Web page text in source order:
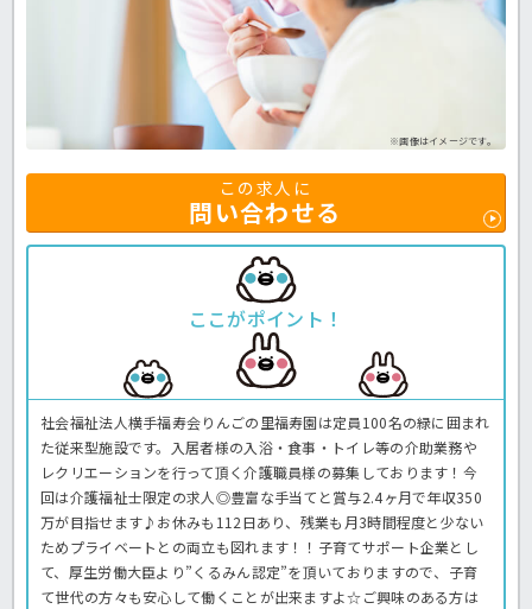
※画像はイメージです。
この求人に
問い合わせる
ここがポイント！
社会福祉法人横手福寿会りんごの里福寿園は定員100名の緑に囲まれ
た従来型施設です。入居者様の入浴・食事・トイレ等の介助業務や
レクリエーションを行って頂く介護職員様の募集しております！今
回は介護福祉士限定の求人◎豊富な手当てと賞与2.4ヶ月で年収350
万が目指せます♪お休みも112日あり、残業も月3時間程度と少ない
ためプライベートとの両立も図れます！！子育てサポート企業とし
て、厚生労働大臣より”くるみん認定”を頂いておりますので、子育
て世代の方々も安心して働くことが出来ますよ☆ご興味のある方は